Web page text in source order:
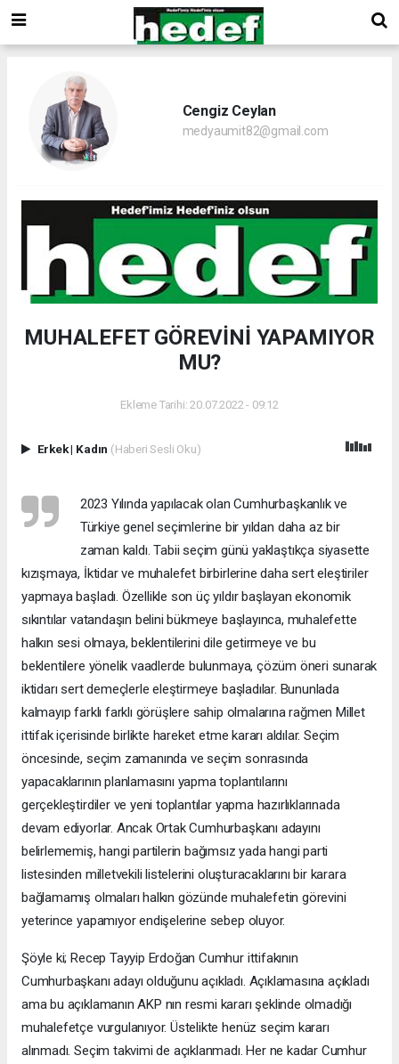
Cengiz Ceylan
medyaumit82@gmail.com
MUHALEFET GÖREVİNİ YAPAMIYOR
MU?
Ekleme Tarihi: 20.07.2022 - 09:12
Erkek| Kadın (Haberi Sesli Oku)
2023 Yılında yapılacak olan Cumhurbaşkanlık ve
Türkiye genel seçimlerine bir yıldan daha az bir
zaman kaldı. Tabii seçim günü yaklaştıkça siyasette
kızışmaya, İktidar ve muhalefet birbirlerine daha sert eleştiriler
yapmaya başladı. Özellikle son üç yıldır başlayan ekonomik
sıkıntılar vatandaşın belini bükmeye başlayınca, muhalefette
halkın sesi olmaya, beklentilerini dile getirmeye ve bu
beklentilere yönelik vaadlerde bulunmaya, çözüm öneri sunarak
iktidarı sert demeçlerle eleştirmeye başladılar. Bununlada
kalmayıp farklı farklı görüşlere sahip olmalarına rağmen Millet
ittifak içerisinde birlikte hareket etme kararı aldılar. Seçim
öncesinde, seçim zamanında ve seçim sonrasında
yapacaklarının planlamasını yapma toplantılarını
gerçekleştirdiler ve yeni toplantılar yapma hazırlıklarınada
devam ediyorlar. Ancak Ortak Cumhurbaşkanı adayını
belirlememiş, hangi partilerin bağımsız yada hangi parti
listesinden milletvekili listelerini oluşturacaklarını bir karara
bağlamamış olmaları halkın gözünde muhalefetin görevini
yeterince yapamıyor endişelerine sebep oluyor.
Şöyle ki; Recep Tayyip Erdoğan Cumhur ittifakının
Cumhurbaşkanı adayı olduğunu açıkladı. Açıklamasına açıkladı
ama bu açıklamanın AKP nın resmi kararı şeklinde olmadığı
muhalefetçe vurgulanıyor. Üstelikte henüz seçim kararı
alınmadı. Seçim takvimi de açıklanmadı. Her ne kadar Cumhur